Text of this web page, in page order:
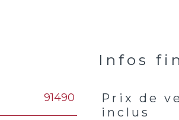
91490
Infos
Prix de
inclus